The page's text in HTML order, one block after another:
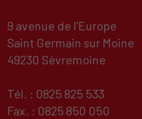
9 avenue de l’Europe
Saint Germain sur Moine
49230 Sèvremoine
Tél. : 0825 825 533
Fax. : 0825 850 050